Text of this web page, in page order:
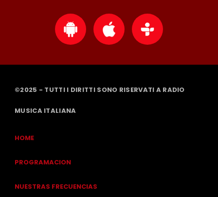
©2025 - TUTTI I DIRITTI SONO RISERVATI A RADIO
MUSICA ITALIANA
HOME
PROGRAMACION
NUESTRAS FRECUENCIAS